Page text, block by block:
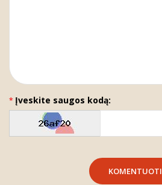
Įveskite saugos kodą:
KOMENTUOTI